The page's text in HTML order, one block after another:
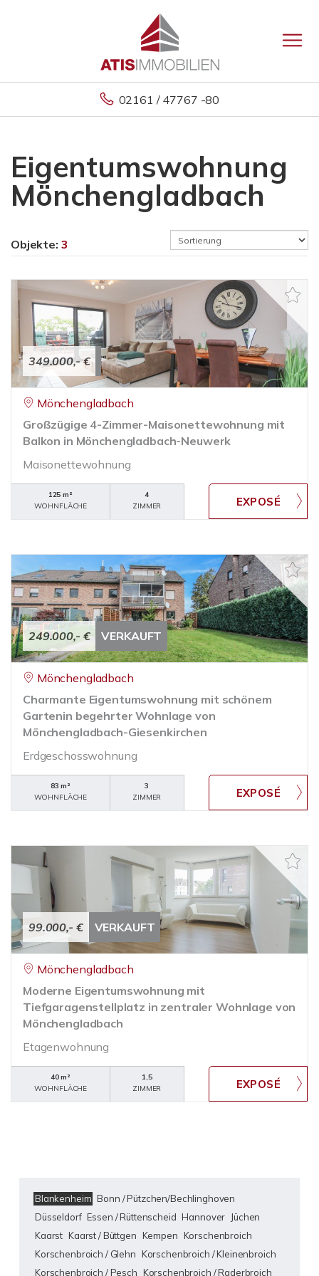
02161 / 47767 -80
Eigentumswohnung
Mönchengladbach
Objekte: 3
349.000,- €
Mönchengladbach
Großzügige 4-Zimmer-Maisonettewohnung mit
Balkon in Mönchengladbach-Neuwerk
Maisonettewohnung
125 m²
WOHNFLÄCHE
4
ZIMMER
249.000,- € VERKAUFT
Mönchengladbach
Charmante Eigentumswohnung mit schönem
Gartenin begehrter Wohnlage von
Mönchengladbach-Giesenkirchen
Erdgeschosswohnung
83 m²
WOHNFLÄCHE
3
ZIMMER
99.000,- € VERKAUFT
Mönchengladbach
Moderne Eigentumswohnung mit
Tiefgaragenstellplatz in zentraler Wohnlage von
Mönchengladbach
Etagenwohnung
40 m²
WOHNFLÄCHE
1,5
ZIMMER
Blankenheim Bonn / Pützchen/Bechlinghoven
Düsseldorf Essen / Rüttenscheid Hannover Jüchen
Kaarst Kaarst / Büttgen Kempen Korschenbroich
Korschenbroich / Glehn Korschenbroich / Kleinenbroich
Korschenbroich / Pesch Korschenbroich / Raderbroich